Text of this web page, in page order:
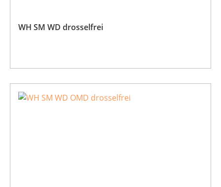
WH SM WD drosselfrei